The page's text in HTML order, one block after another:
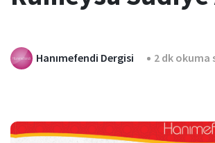
Hanımefendi Dergisi 2 dk okuma